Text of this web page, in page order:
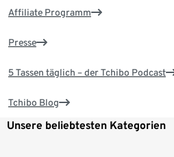
Affiliate Programm
Presse
5 Tassen täglich – der Tchibo Podcast
Tchibo Blog
Unsere beliebtesten Kategorien